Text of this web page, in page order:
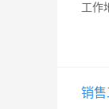
工作
销售